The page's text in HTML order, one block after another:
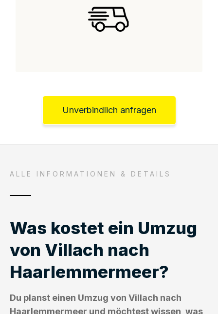
Unverbindlich anfragen
ALLE INFORMATIONEN & DETAILS
Was kostet ein Umzug
von Villach nach
Haarlemmermeer?
Du planst einen Umzug von Villach nach
Haarlemmermeer und möchtest wissen, was